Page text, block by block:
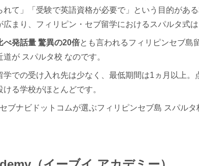
れて」「受験で英語資格が必要で」という目的があ
広まり、フィリピン・セブ留学におけるスパルタ式
べ発話量 驚異の20倍とも言われるフィリピンセブ島
道が スパルタ校 なのです。
学での受け入れ先は少なく、最低期間は1ヵ月以上
る学校がほとんどです。
ブナビドットコムが選ぶフィリピンセブ島 スパル